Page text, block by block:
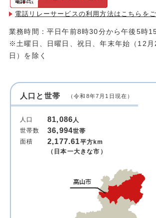
電話リレーサービスの利用方法は こちらを
業務時間：平日午前8時30分から午後5時
※土曜日、日曜日、祝日、年末年始（12
日）を除く
人口と世帯 （令和8年7月1日現在）
人口 81,086人
世帯数
36,994世帯
面積
2,177.61平方km
（日本一大きな市）